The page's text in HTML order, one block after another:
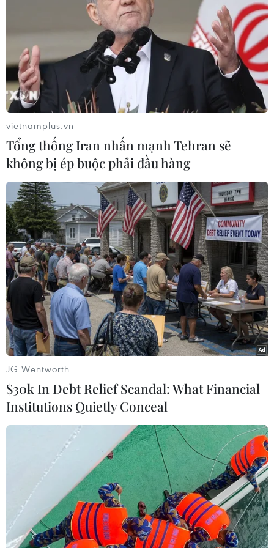
Tổng thống Nga Putin bắt đầu chuyến
thăm 2 ngày đến Nhật Bản
15/12/2016 08:46
Tổng thống Nga Vladimir Putin đã đến sân bay Ube,
miền Tây Nhật Bản trong chuyến thăm 2 ngày mà dự
kiến ông sẽ thảo luận với Thủ tướng nước chủ nhà
Shinzo Abe về tranh chấp lãnh thổ.
Tổng thống Putin ghi nhận chuyển biến
vietnamplus.vn
Tổng thống Iran nhấn mạnh Tehran sẽ
không bị ép buộc phải đầu hàng
JG Wentworth
$30k In Debt Relief Scandal: What Financial
Institutions Quietly Conceal